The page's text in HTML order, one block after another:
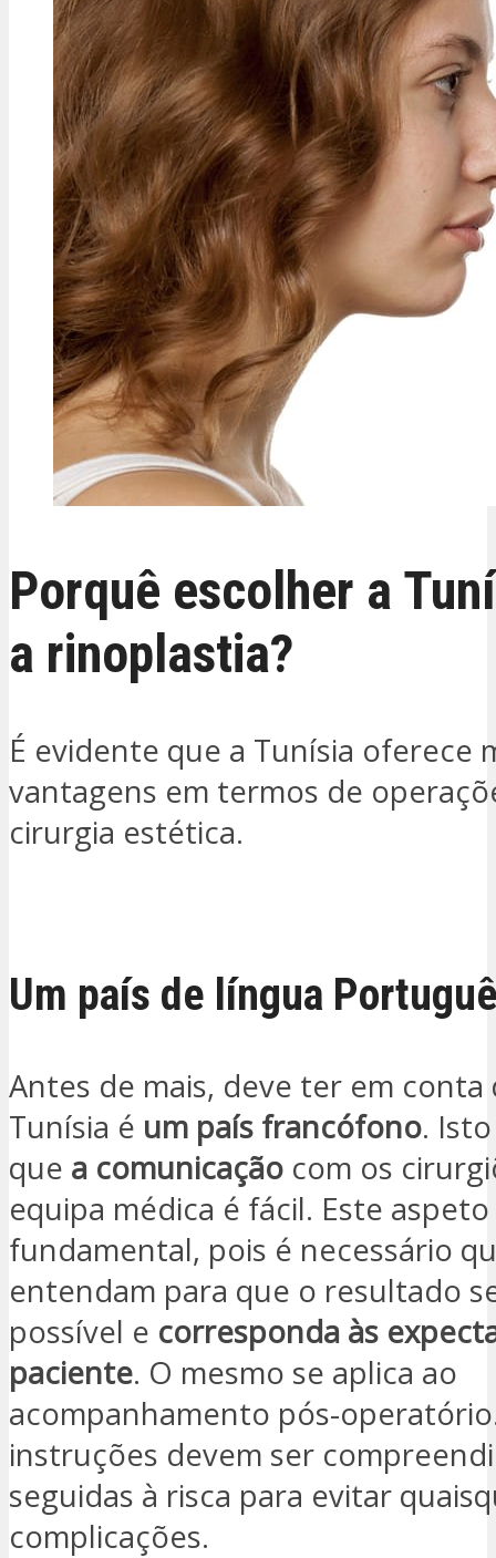
Porquê escolher a
a rinoplastia?
É evidente que a Tunísia oferece
vantagens em termos de
cirurgia estética.
Um país de língua
Antes de mais, deve ter em conta
Tunísia é um país francófono.
que a comunicação com os
equipa médica é fácil. Este
fundamental, pois é necessário
entendam para que o resultado
possível e corresponda às
paciente. O mesmo se aplica ao
acompanhamento pós-
instruções devem ser
seguidas à risca para evitar
complicações.